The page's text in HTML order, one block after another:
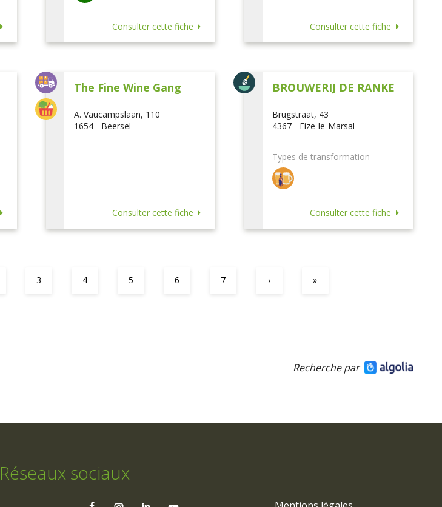
Consulter cette fiche Consulter cette fiche
The Fine Wine Gang
A. Vaucampslaan, 110
1654 - Beersel
Consulter cette fiche
BROUWERIJ DE RANKE
Brugstraat, 43
4367 - Fize-le-Marsal
Types de transformation
Consulter cette fiche
3 4 5 6 7 › »
Recherche par
Réseaux sociaux